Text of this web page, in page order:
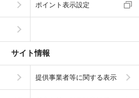
ポイント表示設定
サイト情報
提供事業者等に関する表示